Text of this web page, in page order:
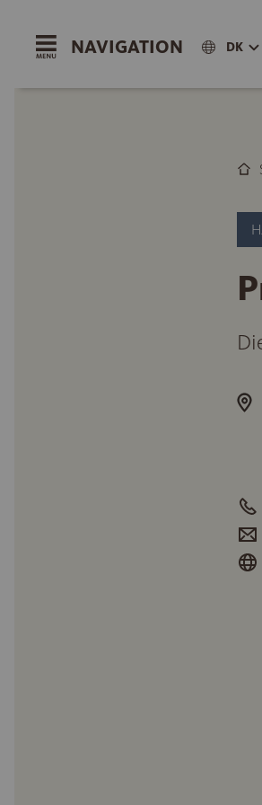
NAVIGATION DK